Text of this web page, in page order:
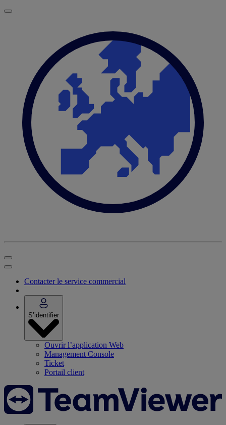
Contacter le service commercial
S’identifier
Ouvrir l’application Web
Management Console
Ticket
Portail client